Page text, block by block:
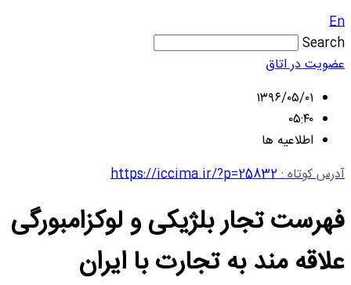
En
Search
عضویت در اتاق
۱۳۹۶/۰۵/۰۱
۰۵:۴۰
اطلاعیه ها
آدرس کوتاه :https://iccima.ir/?p=25832
فهرست تجار بلژیکی و لوکزامبورگی
علاقه مند به تجارت با ایران